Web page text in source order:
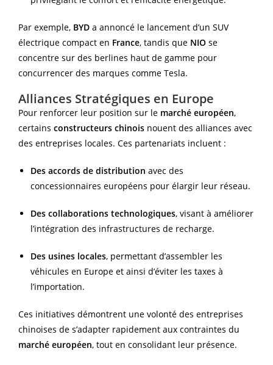
Par exemple, BYD a annoncé le lancement d’un SUV
électrique compact en France, tandis que NIO se
concentre sur des berlines haut de gamme pour
concurrencer des marques comme Tesla.
Alliances Stratégiques en Europe
Pour renforcer leur position sur le marché européen,
certains constructeurs chinois nouent des alliances avec
des entreprises locales. Ces partenariats incluent :
Des accords de distribution avec des
concessionnaires européens pour élargir leur réseau.
Des collaborations technologiques, visant à améliorer
l’intégration des infrastructures de recharge.
Des usines locales, permettant d’assembler les
véhicules en Europe et ainsi d’éviter les taxes à
l’importation.
Ces initiatives démontrent une volonté des entreprises
chinoises de s’adapter rapidement aux contraintes du
marché européen, tout en consolidant leur présence.